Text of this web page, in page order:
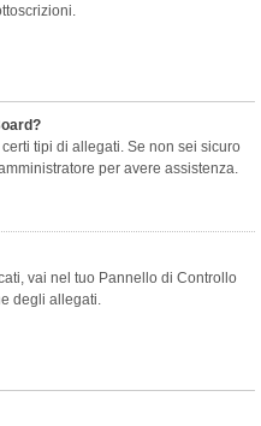
tipi di allegati. Se non sei sicuro
per avere assistenza.
vai nel tuo Pannello di Controllo
degli allegati.